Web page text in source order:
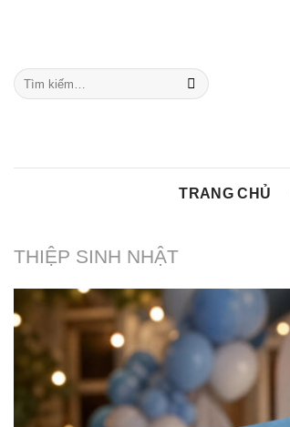
dung
Tìm
kiếm:
TRANG CHỦ
THIỆP SINH NHẬT